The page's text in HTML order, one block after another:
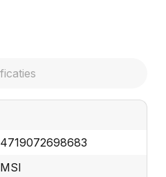
4719072698683
MSI